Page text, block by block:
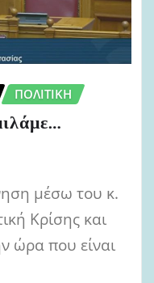
ΠΟΛΙΤΙΚΉ
μέσω του κ.
Κρίσης και
ώρα που είναι